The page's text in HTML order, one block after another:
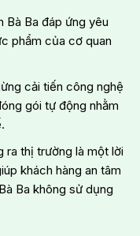
Bà Ba đáp ứng yêu
phẩm của cơ quan
cải tiến công nghệ
gói tự động nhằm
ra thị trường là một lời
khách hàng an tâm
Ba không sử dụng